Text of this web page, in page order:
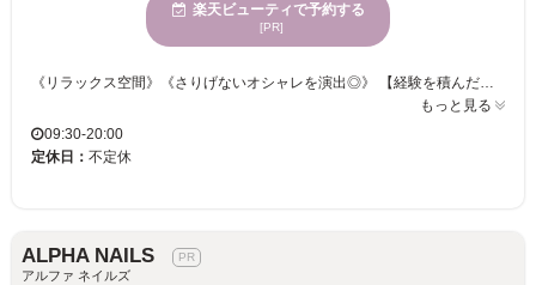
楽天ビューティで予約する
[PR]
《リラックス空間》《さりげないオシャレを演出◎》 【経験を積んだスタッフがあなたの“ネイルライフ”を応援いたします♪】 大人可愛いデザインを叶えます！ネイル初心者様も、お好みのイメージをご相談ください。 自分好みにカスタマイズも◎周りと差をつけたい！そんなあなたにもオススメ♪♪ きっと満足していただけますので、お気軽にご来店くださいませ。
もっと見る
09:30-20:00
定休日： 不定休
ALPHA NAILS
アルファ ネイルズ